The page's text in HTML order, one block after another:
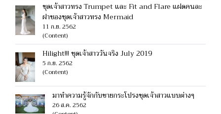
ชุดเจ้าสาวทรง Trumpet และ Fit and Flare แฝดคนละ
ฝาของชุดเจ้าสาวทรง Mermaid
11 ก.ย. 2562
(Content)
Hilight!!! ชุดเจ้าสาววันจริง July 2019
5 ก.ย. 2562
(Content)
มาทำความรู้จักกับชายกระโปรงชุดเจ้าสาวแบบต่างๆ
26 ส.ค. 2562